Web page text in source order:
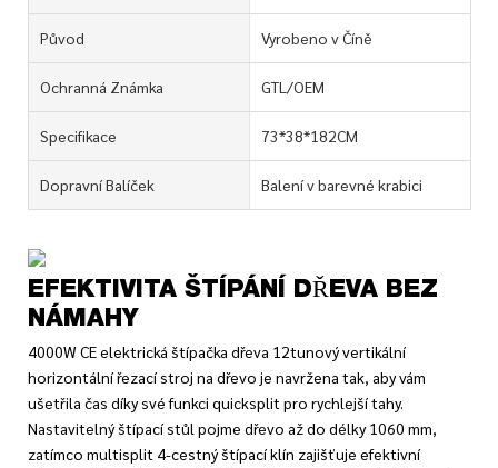
Původ Vyrobeno v Číně
Ochranná Známka GTL/OEM
Specifikace 73*38*182CM
Dopravní Balíček Balení v barevné krabici
EFEKTIVITA ŠTÍPÁNÍ DŘEVA BEZ
NÁMAHY
4000W CE elektrická štípačka dřeva 12tunový vertikální
horizontální řezací stroj na dřevo je navržena tak, aby vám
ušetřila čas díky své funkci quicksplit pro rychlejší tahy.
Nastavitelný štípací stůl pojme dřevo až do délky 1060 mm,
zatímco multisplit 4-cestný štípací klín zajišťuje efektivní